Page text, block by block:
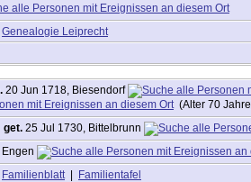
Genealogie Leiprecht
20 Jun 1718, Biesendorf
(Alter 70
get. 25 Jul 1730, Bittelbrunn
Engen
Familienblatt | Familientafel